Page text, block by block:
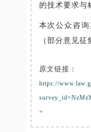
的技术要求与
本次公众咨
（部分意见征
原文链接：
https://
=